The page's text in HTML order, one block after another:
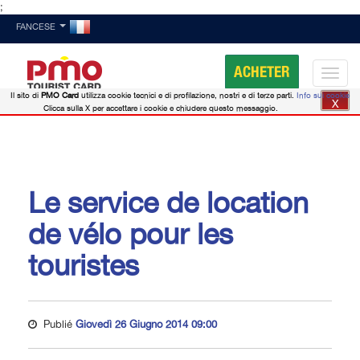
;
FANCESE
ACHETER
Le service de location
de vélo pour les
touristes
Publié Giovedì 26 Giugno 2014 09:00
Il sito di PMO Card utilizza cookie tecnici e di profilazione, nostri e di terze parti. Info sui cookie
Clicca sulla X per accettare i cookie e chiudere questo messaggio.
X